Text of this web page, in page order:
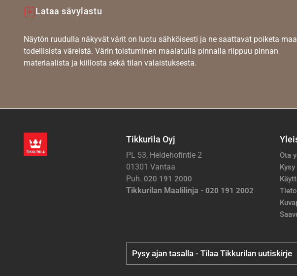
Lataa sävylastu
Näytön ruudulla näkyvät värit on luotu sähköisesti ja ne saattavat poiketa
todellisista väreistä. Värin toistuminen maalatulla pinnalla riippuu pinnan
materiaalista ja kiillosta sekä tilan valaistuksesta.
Tikkurila Oyj
PL 53, Heidehofintie 2
01301 Vantaa
Puh. 020 191 2000
Tikkurilan Maalilinja - 020 191 2002
Ota
Pysy ajan tasalla - Tilaa Tikkurilan uutiskirje